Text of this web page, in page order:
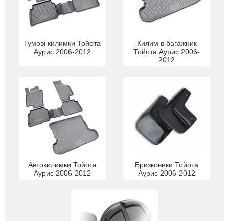
Гумові килимки Тойота
Аурис 2006-2012
Килим в багажник
Тойота Аурис 2006-
2012
Автокилимки Тойота
Аурис 2006-2012
Бризковики Тойота
Аурис 2006-2012